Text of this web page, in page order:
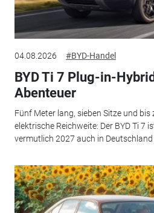
04.08.2026 #BYD-Handel
BYD Ti 7 Plug-in-
Abenteuer
Fünf Meter lang, sieben Sitze und bis
elektrische Reichweite: Der BYD Ti 7
vermutlich 2027 auch in